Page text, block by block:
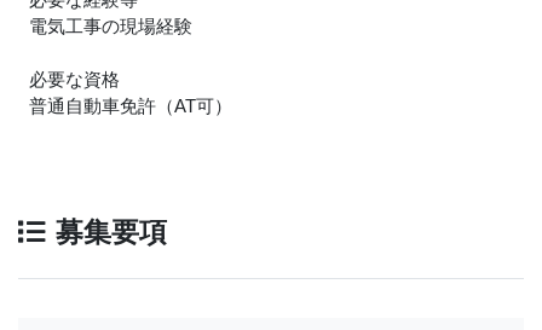
電気工事の現場経験
必要な資格
普通自動車免許（AT可）
募集要項